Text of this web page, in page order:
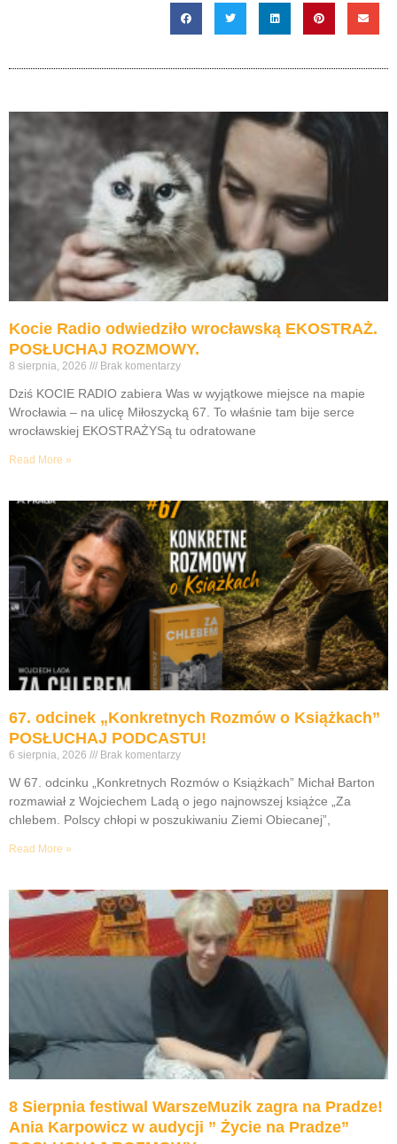
Kocie Radio odwiedziło wrocławską EKOSTRAŻ.
POSŁUCHAJ ROZMOWY.
8 sierpnia, 2026 Brak komentarzy
Dziś KOCIE RADIO zabiera Was w wyjątkowe miejsce na mapie
Wrocławia – na ulicę Miłoszycką 67. To właśnie tam bije serce
wrocławskiej EKOSTRAŻYSą tu odratowane
Read More »
67. odcinek „Konkretnych Rozmów o Książkach”
POSŁUCHAJ PODCASTU!
6 sierpnia, 2026 Brak komentarzy
W 67. odcinku „Konkretnych Rozmów o Książkach” Michał Barton
rozmawiał z Wojciechem Ladą o jego najnowszej książce „Za
chlebem. Polscy chłopi w poszukiwaniu Ziemi Obiecanej”,
Read More »
8 Sierpnia festiwal WarszeMuzik zagra na Pradze!
Ania Karpowicz w audycji ” Życie na Pradze”